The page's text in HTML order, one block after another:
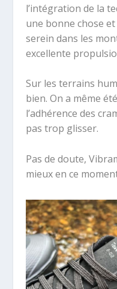
l’intégration de la
une bonne chose
serein dans les
excellente
Sur les terrains
bien. On a même
l’adhérence des
pas trop glisser.
Pas de doute,
mieux en ce